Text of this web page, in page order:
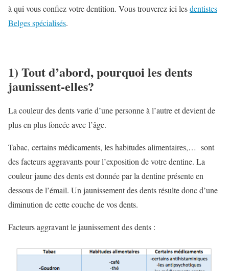
à qui vous confiez votre dentition. Vous trouverez ici lesdentistes
Belges spécialisés.
1) Tout d’abord, pourquoi les dents
jaunissent-elles?
La couleur des dents varie d’une personne à l’autre et devient de
plus en plus foncée avec l’âge.
Tabac, certains médicaments, les habitudes alimentaires,… sont
des facteurs aggravants pour l’exposition de votre dentine. La
couleur jaune des dents est donnée par la dentine présente en
dessous de l’émail. Un jaunissement des dents résulte donc d’une
diminution de cette couche de vos dents.
Facteurs aggravant le jaunissement des dents :